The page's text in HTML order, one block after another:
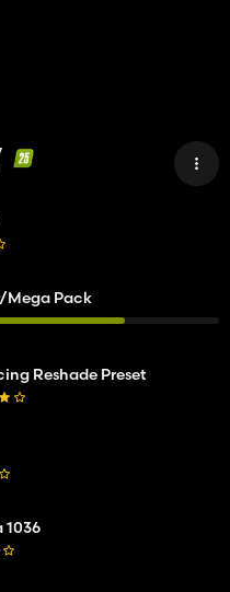
Mega Pack
Reshade Preset